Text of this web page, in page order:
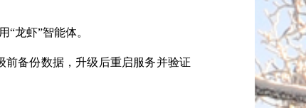
龙虾”智能体。
备份数据，升级后重启服务并验证